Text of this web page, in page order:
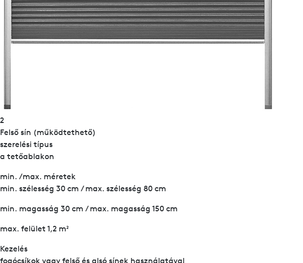
2
Felső sín (működtethető)
szerelési típus
a tetőablakon
min. /max. méretek
min. szélesség 30 cm / max. szélesség 80 cm
min. magasság 30 cm / max. magasság 150 cm
max. felület 1,2 m²
Kezelés
fogócsíkok vagy felső és alsó sínek használatával